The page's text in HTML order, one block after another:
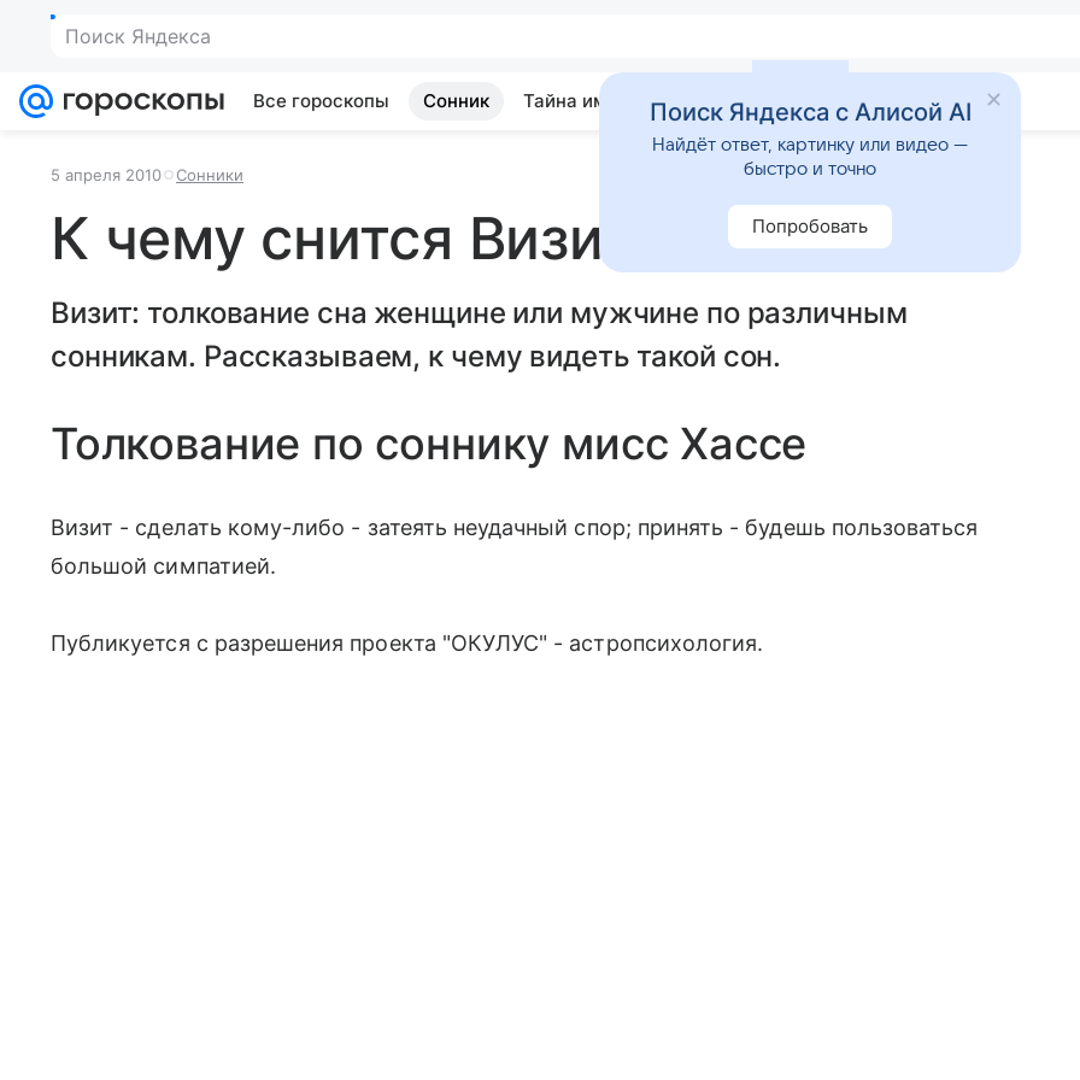
Поиск Яндекса
Все гороскопы Сонник Тайна имени Гадания Приметы
5 апреля 2010 Сонники
К чему снится Визит
Визит: толкование сна женщине или мужчине по различным
сонникам. Рассказываем, к чему видеть такой сон.
Толкование по соннику мисс Хассе
Визит - сделать кому-либо - затеять неудачный спор; принять - будешь пользоваться
большой симпатией.
Публикуется с разрешения проекта "ОКУЛУС" - астропсихология.
Поиск Яндекса с Алисой AI
Найдёт ответ, картинку или видео —
быстро и точно
Попробовать